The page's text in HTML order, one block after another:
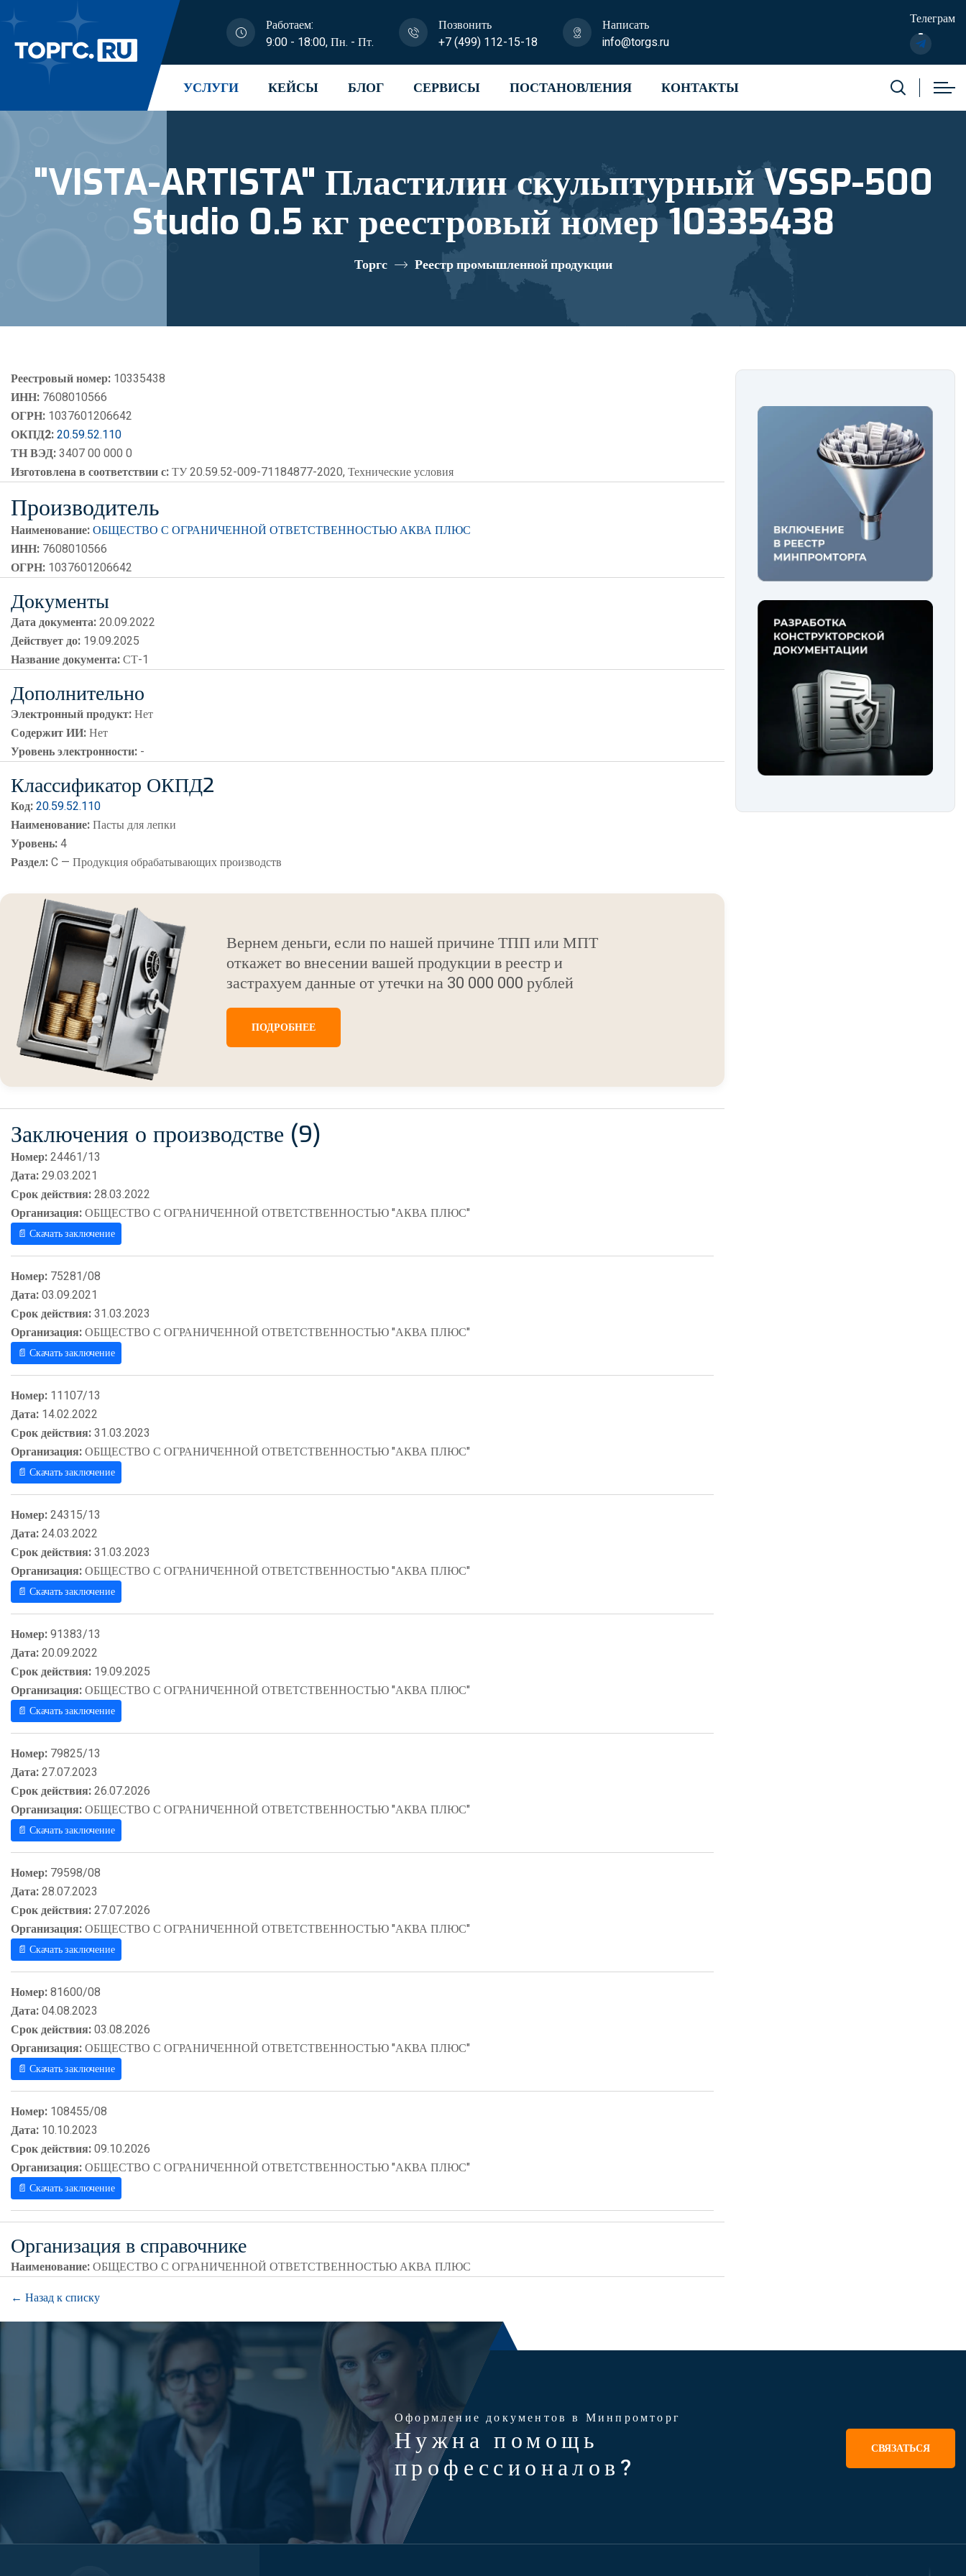
Работаем:
9:00 - 18:00, Пн. - Пт.
Позвонить
+7 (499) 112-15-18
Написать
info@torgs.ru
Телеграм
УСЛУГИ КЕЙСЫ БЛОГ СЕРВИСЫ ПОСТАНОВЛЕНИЯ КОНТАКТЫ
"VISTA-ARTISTA" Пластилин скульптурный VSSP-500
Studio 0.5 кг реестровый номер 10335438
Торгс Реестр промышленной продукции
Реестровый номер: 10335438
ИНН: 7608010566
ОГРН: 1037601206642
ОКПД2:20.59.52.110
ТН ВЭД:3407 00 000 0
Изготовлена в соответствии с:ТУ 20.59.52-009-71184877-2020, Технические условия
Производитель
Наименование:ОБЩЕСТВО С ОГРАНИЧЕННОЙ ОТВЕТСТВЕННОСТЬЮ АКВА ПЛЮС
ИНН: 7608010566
ОГРН: 1037601206642
Документы
Дата документа:20.09.2022
Действует до: 19.09.2025
Название документа:СТ-1
Дополнительно
Электронный продукт:Нет
Содержит ИИ:Нет
Уровень электронности: -
Классификатор ОКПД2
Код:20.59.52.110
Наименование:Пасты для лепки
Уровень:4
Раздел:C — Продукция обрабатывающих производств
Вернем деньги, если по нашей причине ТПП или МПТ
откажет во внесении вашей продукции в реестр и
застрахуем данные от утечки на 30 000 000 рублей
ПОДРОБНЕЕ
Заключения о производстве (9)
Номер:24461/13
Дата:29.03.2021
Срок действия:28.03.2022
Организация:ОБЩЕСТВО С ОГРАНИЧЕННОЙ ОТВЕТСТВЕННОСТЬЮ "АКВА ПЛЮС"
📄 Скачать заключение
Номер: 75281/08
Дата:03.09.2021
Срок действия:31.03.2023
Организация:ОБЩЕСТВО С ОГРАНИЧЕННОЙ ОТВЕТСТВЕННОСТЬЮ "АКВА ПЛЮС"
📄 Скачать заключение
Номер: 11107/13
Дата: 14.02.2022
Срок действия:31.03.2023
Организация:ОБЩЕСТВО С ОГРАНИЧЕННОЙ ОТВЕТСТВЕННОСТЬЮ "АКВА ПЛЮС"
📄 Скачать заключение
Номер:24315/13
Дата:24.03.2022
Срок действия:31.03.2023
Организация:ОБЩЕСТВО С ОГРАНИЧЕННОЙ ОТВЕТСТВЕННОСТЬЮ "АКВА ПЛЮС"
📄 Скачать заключение
Номер:91383/13
Дата:20.09.2022
Срок действия: 19.09.2025
Организация:ОБЩЕСТВО С ОГРАНИЧЕННОЙ ОТВЕТСТВЕННОСТЬЮ "АКВА ПЛЮС"
📄 Скачать заключение
Номер: 79825/13
Дата:27.07.2023
Срок действия:26.07.2026
Организация:ОБЩЕСТВО С ОГРАНИЧЕННОЙ ОТВЕТСТВЕННОСТЬЮ "АКВА ПЛЮС"
📄 Скачать заключение
Номер: 79598/08
Дата:28.07.2023
Срок действия:27.07.2026
Организация:ОБЩЕСТВО С ОГРАНИЧЕННОЙ ОТВЕТСТВЕННОСТЬЮ "АКВА ПЛЮС"
📄 Скачать заключение
Номер:81600/08
Дата:04.08.2023
Срок действия:03.08.2026
Организация:ОБЩЕСТВО С ОГРАНИЧЕННОЙ ОТВЕТСТВЕННОСТЬЮ "АКВА ПЛЮС"
📄 Скачать заключение
Номер: 108455/08
Дата: 10.10.2023
Срок действия:09.10.2026
Организация:ОБЩЕСТВО С ОГРАНИЧЕННОЙ ОТВЕТСТВЕННОСТЬЮ "АКВА ПЛЮС"
📄 Скачать заключение
Организация в справочнике
Наименование:ОБЩЕСТВО С ОГРАНИЧЕННОЙ ОТВЕТСТВЕННОСТЬЮ АКВА ПЛЮС
← Назад к списку
Оформление документов в Минпромторг
Нужна помощь
профессионалов?
СВЯЗАТЬСЯ